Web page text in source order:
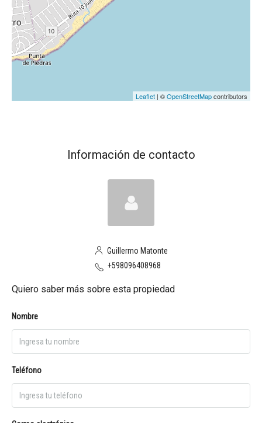
Leaflet | ©OpenStreetMapcontributors
Información de contacto
Guillermo Matonte
+598096408968
Quiero saber más sobre esta propiedad
Nombre
Teléfono